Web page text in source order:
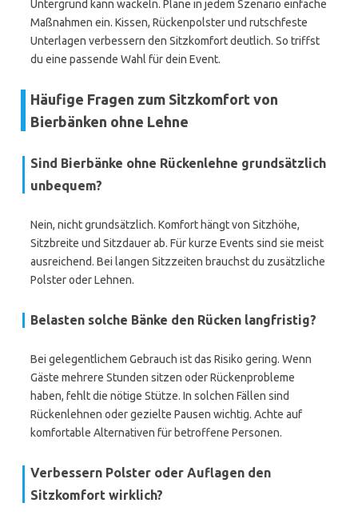
Untergrund kann wackeln. Plane in jedem Szenario einfache
Maßnahmen ein. Kissen, Rückenpolster und rutschfeste
Unterlagen verbessern den Sitzkomfort deutlich. So triffst
du eine passende Wahl für dein Event.
Häufige Fragen zum Sitzkomfort von
Bierbänken ohne Lehne
Sind Bierbänke ohne Rückenlehne grundsätzlich
unbequem?
Nein, nicht grundsätzlich. Komfort hängt von Sitzhöhe,
Sitzbreite und Sitzdauer ab. Für kurze Events sind sie meist
ausreichend. Bei langen Sitzzeiten brauchst du zusätzliche
Polster oder Lehnen.
Belasten solche Bänke den Rücken langfristig?
Bei gelegentlichem Gebrauch ist das Risiko gering. Wenn
Gäste mehrere Stunden sitzen oder Rückenprobleme
haben, fehlt die nötige Stütze. In solchen Fällen sind
Rückenlehnen oder gezielte Pausen wichtig. Achte auf
komfortable Alternativen für betroffene Personen.
Verbessern Polster oder Auflagen den
Sitzkomfort wirklich?